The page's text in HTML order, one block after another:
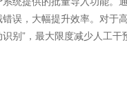
，大幅提升效率。对于高
别”，最大限度减少人工干